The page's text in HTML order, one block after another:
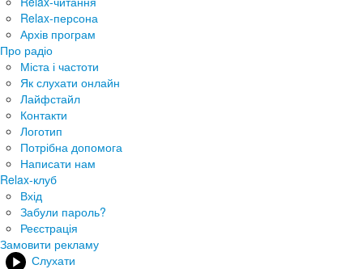
Relax-персона
Архів програм
Про радіо
Міста і частоти
Як слухати онлайн
Лайфстайл
Контакти
Логотип
Потрібна допомога
Написати нам
Relax-клуб
Вхід
Забули пароль?
Реєстрація
Замовити рекламу
Слухати